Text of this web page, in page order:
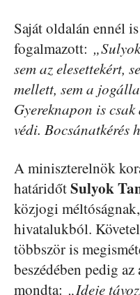
Saját oldalán ennél
fogalmazott:
sem az elesettekért,
mellett, sem a
Gyereknapon is
védi. Bocsánatkérés
A miniszterelnök
határidőtSulyok
közjogi
hivatalukból.
többször is
beszédében pedig
mondta: „Ideje